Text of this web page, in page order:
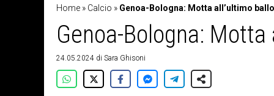
Home » Calcio » Genoa-Bologna: Motta all’ultimo
Genoa-Bologna:
24.05.2024 di Sara Ghisoni